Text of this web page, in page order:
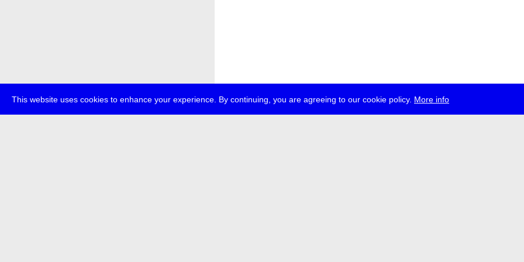
This website uses cookies to enhance your experience. By continuing, you are agreeing to our cookie policy. More info